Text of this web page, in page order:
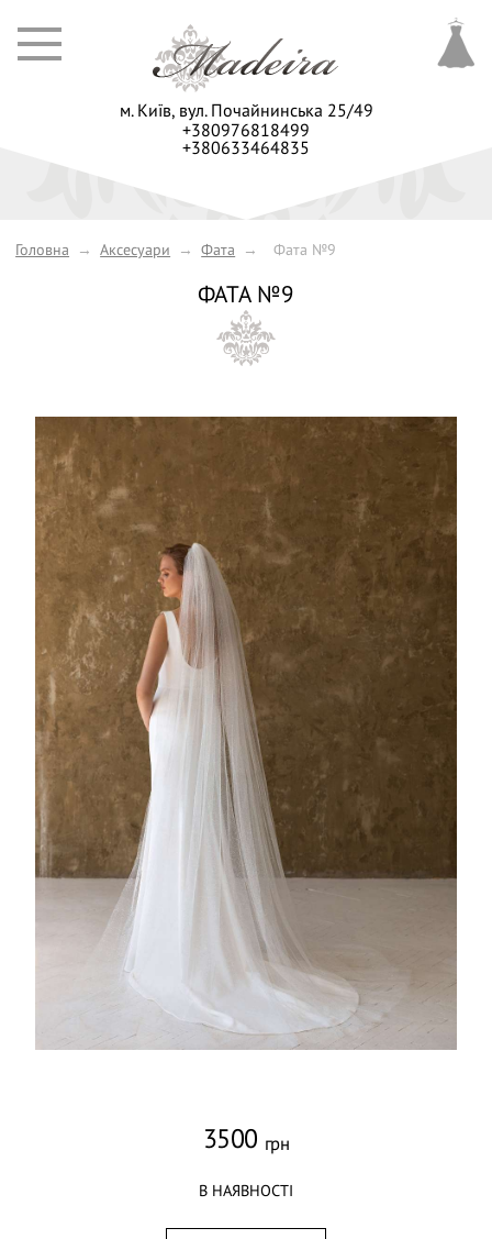
+380976818499
+380633464835
м. Київ, вул. Почайнинська 25/49
Головна → Аксесуари → Фата → Фата №9
ФАТА №9
3500 грн
В НАЯВНОСТІ